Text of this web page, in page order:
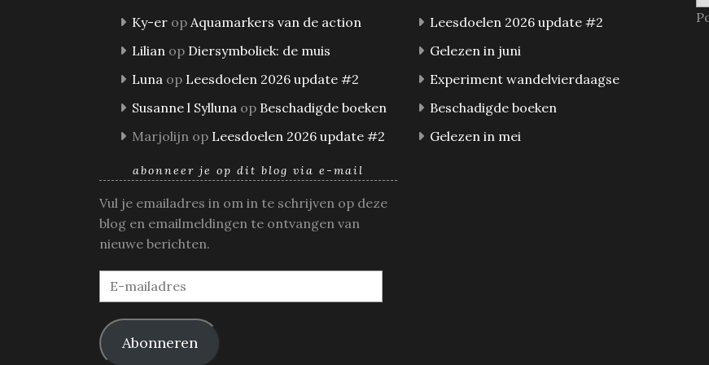
Ky-er op Aquamarkers van de action
Lilian op Diersymboliek: de muis
Luna op Leesdoelen 2026 update #2
Susanne l Sylluna op Beschadigde boeken
Marjolijn op Leesdoelen 2026 update #2
Leesdoelen 2026 update #2
Gelezen in juni
Experiment wandelvierdaagse
Beschadigde boeken
Gelezen in mei
abonneer je op dit blog via e-mail
Vul je emailadres in om in te schrijven op deze
blog en emailmeldingen te ontvangen van
nieuwe berichten.
E-
mailadres
Abonneren